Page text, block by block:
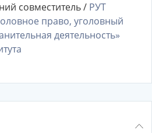
совместитель / РУТ
право, уголовный
деятельность»